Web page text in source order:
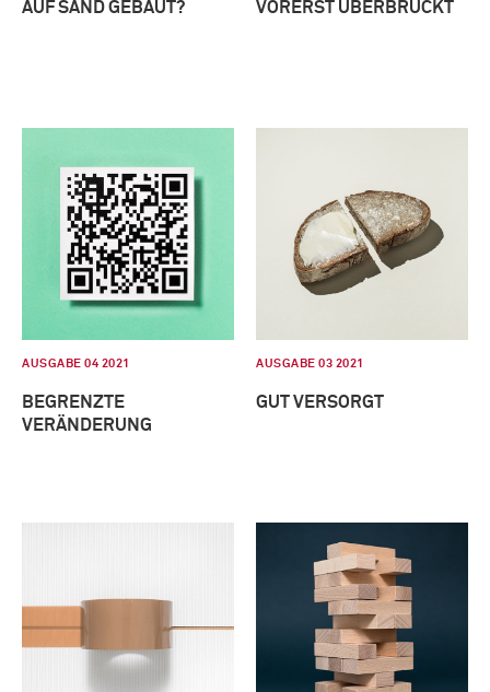
AUF SAND GEBAUT? VORERST ÜBERBRÜCKT
AUSGABE 04 2021
BEGRENZTE
VERÄNDERUNG
AUSGABE 03 2021
GUT VERSORGT